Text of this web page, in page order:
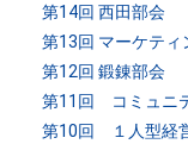
第14回 西田部会
第13回 マーケティ
第12回 鍛錬部会
第11回 コミュニ
第10回 １人型経